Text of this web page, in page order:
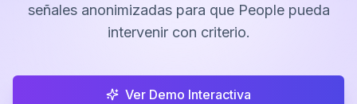
señales anonimizadas para que People pueda
intervenir con criterio.
Ver Demo Interactiva